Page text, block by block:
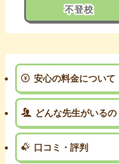
不登校
安心の料金について
どんな先生がいるの
口コミ・評判